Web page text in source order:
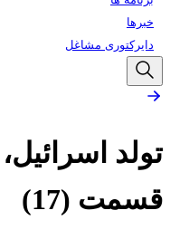
خبرها
دایرکتوری مشاغل
تولد
قسمت (17)